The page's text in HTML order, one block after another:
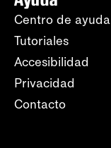
Centro de ayuda
Tutoriales
Accesibilidad
Privacidad
Contacto